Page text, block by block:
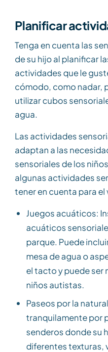
Planificar
Tenga en cuenta las
de su hijo al planificar
actividades que le
cómodo, como nadar,
utilizar cubos
agua.
Las actividades
adaptan a las
sensoriales de los
algunas actividades
tener en cuenta para el
Juegos acuáticos:
acuáticos
parque. Puede
mesa de agua o
el tacto y puede ser
niños autistas.
Paseos por la
tranquilamente por
senderos donde su
diferentes texturas,